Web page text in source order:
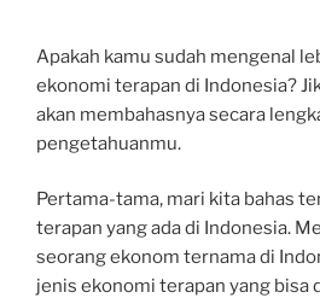
Apakah kamu sudah mengenal
ekonomi terapan di Indonesia?
akan membahasnya secara
pengetahuanmu.
Pertama-tama, mari kita bahas
terapan yang ada di Indonesia.
seorang ekonom ternama di
jenis ekonomi terapan yang bisa